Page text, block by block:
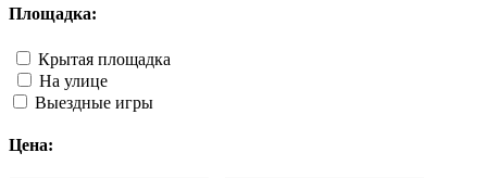
Площадка:
Крытая площадка
На улице
Выездные игры
Цена: